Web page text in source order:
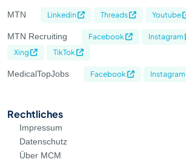
MTN Linkedin Threads Youtube
MTN Recruiting Facebook Instagram
Xing
TikTok
MedicalTopJobs Facebook Instagram
Rechtliches
Impressum
Datenschutz
Über MCM